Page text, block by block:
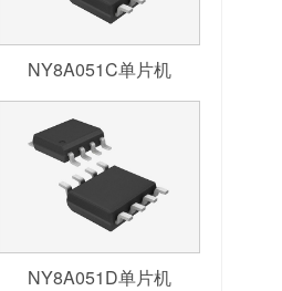
NY8A051C单片机
NY8A051D单片机